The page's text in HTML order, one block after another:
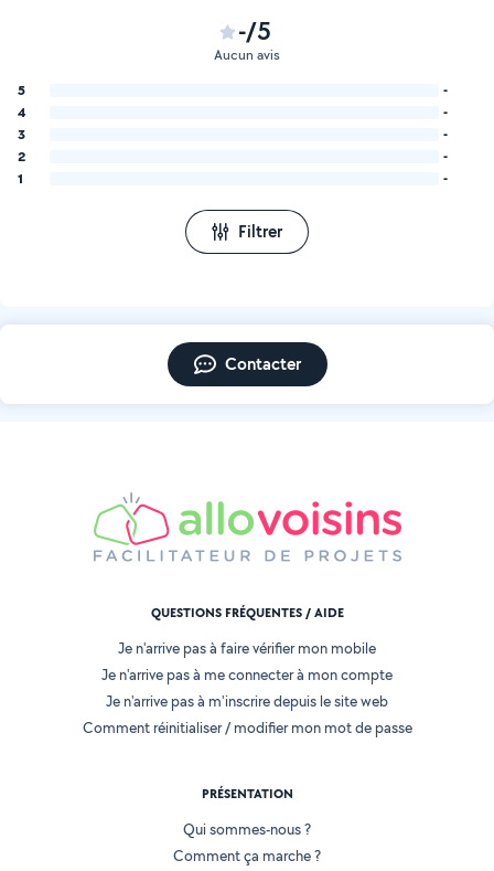
-/5
Aucun avis
5
-
4
-
3
-
2
-
1
-
Filtrer
Contacter
QUESTIONS FRÉQUENTES / AIDE
Je n'arrive pas à faire vérifier mon mobile
Je n'arrive pas à me connecter à mon compte
Je n'arrive pas à m'inscrire depuis le site web
Comment réinitialiser / modifier mon mot de passe
PRÉSENTATION
Qui sommes-nous ?
Comment ça marche ?